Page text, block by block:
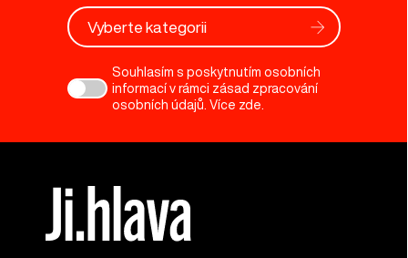
Vyberte kategorii
Souhlasím s poskytnutím osobních
informací v rámci zásad zpracování
osobních údajů. Více zde